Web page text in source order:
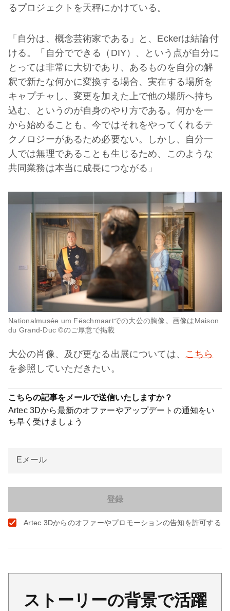
るプロジェクトを天秤にかけている。
「自分は、概念芸術家である」と、Eckerは結論付
ける。「自分でできる（DIY）、という点が自分に
とっては非常に大切であり、あるものを自分の解
釈で新たな何かに変換する場合、実在する場所を
キャプチャし、変更を加えた上で他の場所へ持ち
込む、というのが自身のやり方である。何かを一
から始めることも、今ではそれをやってくれるテ
クノロジーがあるため必要ない。しかし、自分一
人では無理であることも生じるため、このような
共同業務は本当に成長につながる」
Nationalmusée um Fëschmaartでの大公の胸像。画像はMaison
du Grand-Duc ©のご厚意で掲載
大公の肖像、及び更なる出展については、
こちら
を参照していただきたい。
こちらの記事をメールで送信いたしますか？
Artec 3Dから最新のオファーやアップデートの通知をい
ち早く受けましょう
Eメール
Artec 3Dからのオファーやプロモーションの告知を許可する
ストーリーの背景で活躍